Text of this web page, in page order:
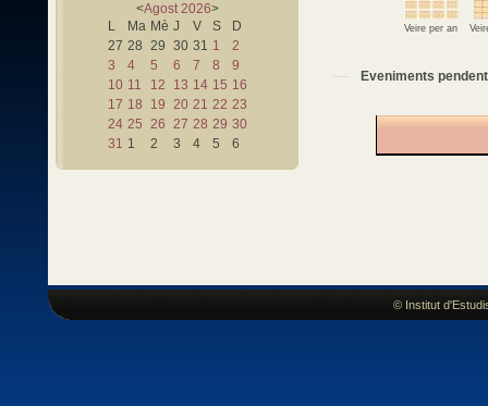
<Agost 2026>
L
Ma Mè J V S
D
27 28 29 30 31 1
2
3
4 5 6 7 8
9
10 11 12 13 14 15 16
17 18 19 20 21 22 23
24 25 26 27 28 29 30
31 1 2 3 4 5 6
Veire per an
Eveniments pendent
© Institut